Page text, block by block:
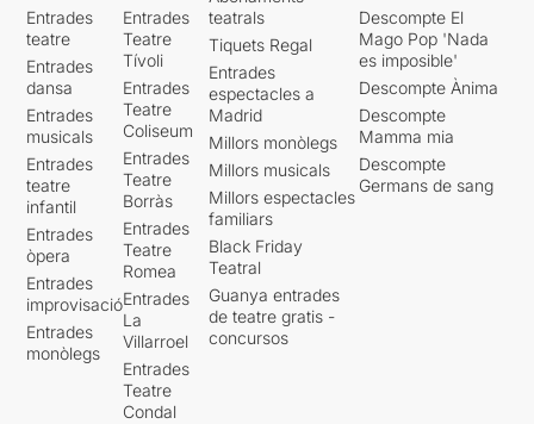
Entrades
teatre
Entrades
dansa
Entrades
musicals
Entrades
teatre
infantil
Entrades
òpera
Entrades
improvisació
Entrades
monòlegs
Entrades
Teatre
Tívoli
Entrades
Teatre
Coliseum
Entrades
Teatre
Borràs
Entrades
Teatre
Romea
Entrades
La
Villarroel
Entrades
Teatre
Condal
teatrals
Tiquets Regal
Entrades
espectacles a
Madrid
Millors monòlegs
Millors musicals
Millors espectacles
familiars
Black Friday
Teatral
Guanya entrades
de teatre gratis -
concursos
Descompte El
Mago Pop 'Nada
es imposible'
Descompte Ànima
Descompte
Mamma mia
Descompte
Germans de sang